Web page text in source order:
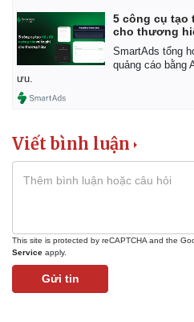
Sức khỏe
Dinh dưỡng - món ngon
Cây thuốc
Sản phụ khoa
Nhi khoa
Phòng mạch online
Ăn sạch sống khỏe
5 công cụ tạo
cho thương
SmartAds tổng
quảng cáo bằng
ưu.
Viết bình luận
This site is protected by reCAPTCHA and the
Service apply.
Gửi tin